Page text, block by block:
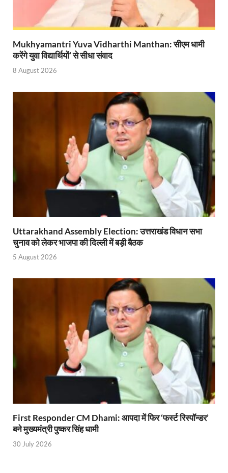
UP Anganwadi: मुख्यमंत्री योगी आदित्यनाथ को
Mandir Cluster Model: पुरा महादेव मंदिर का ‘मंदिर
MMMUT Girls Hostel: एमएमएमयूटी में साइबर फोरेंसिक
NCBC Chairman: साध्वी निरंजन ज्योति बनी राष्ट्रीय
मिलावटखोरों पर और कसेगा सरकार का शिकंजा
Pateshvari Mata Darshan: मुख्यमंत्री ने किए मां
She Leads Bharat: अंतर्राष्ट्रीय महिला दिवस 2026 के
Sabka Sath Sabka Vikas: प्रधानमंत्री नरेन्द्र मोदी 9
Holi Mahotsava: CM धामी ने कलश संगीत द्वारा
Chhattisgarh Budget 2026-27: बस्तर के विकास का
First Cabinet Meeting In Seva Tirth: भारत की
Shri Krishna Jaman bhumi: श्रीकृष्ण जन्मभूमि के
आईएसबीटी-मसूरी डायवर्जन कॉरिडोर का स्थलीय निरीक्षण
India AI Impact Summit 2026: एमआईबी का पवेलियन
सीएम धामी हरिद्वार में एक्शन मोड में – चौपाल में सुनी
UP Budget 2026- 27: योगी सरकार का सेफ्टी,
Bullet Train Project: मुंबई-अहमदाबाद बुलेट ट्रेन
Vande Bharat Express Train: वंदे भारत जैसी सेमी-हाई
Mukhyamantri Yuva Vidharthi Manthan: सीएम धामी
करेंगे युवा विद्यार्थियों’ से सीधा संवाद
8 August 2026
Uttarakhand Assembly Election: उत्तराखंड विधान सभा
चुनाव को लेकर भाजपा की दिल्ली में बड़ी बैठक
5 August 2026
First Responder CM Dhami: आपदा में फिर ‘फर्स्ट रिस्पॉन्डर’
बने मुख्यमंत्री पुष्कर सिंह धामी
30 July 2026